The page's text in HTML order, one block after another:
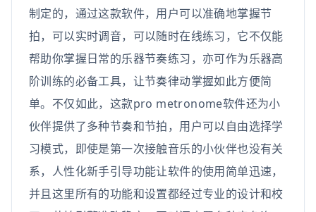
制定的，通过这款软件，用户可以准确地掌握节
拍，可以实时调音，可以随时在线练习，它不仅能
帮助你掌握日常的乐器节奏练习，亦可作为乐器高
阶训练的必备工具，让节奏律动掌握如此方便简
单。不仅如此，这款pro metronome软件还为小
伙伴提供了多种节奏和节拍，用户可以自由选择学
习模式，即使是第一次接触音乐的小伙伴也没有关
系，人性化新手引导功能让软件的使用简单迅速，
并且这里所有的功能和设置都经过专业的设计和校